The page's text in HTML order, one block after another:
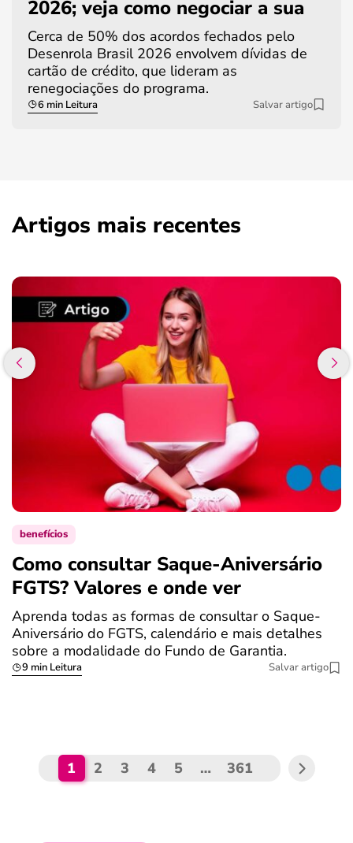
2026; veja como negociar a sua
Cerca de 50% dos acordos fechados pelo
Desenrola Brasil 2026 envolvem dívidas de
cartão de crédito, que lideram as
renegociações do programa.
6 min Leitura Salvar artigo
Artigos mais recentes
benefícios
Como consultar Saque-Aniversário
FGTS? Valores e onde ver
Aprenda todas as formas de consultar o Saque-
Aniversário do FGTS, calendário e mais detalhes
sobre a modalidade do Fundo de Garantia.
9 min Leitura Salvar artigo
1 2 3 4 5 … 361